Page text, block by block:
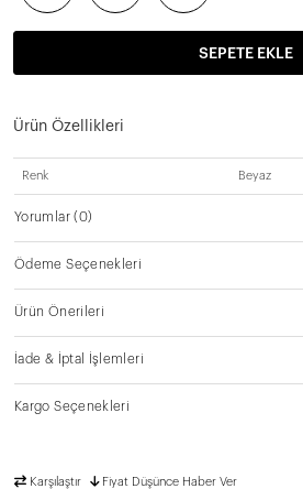
SEPETE EKLE
Ürün Özellikleri
Renk Beyaz
Yorumlar(0)
Ödeme Seçenekleri
Ürün Önerileri
İade & İptal İşlemleri
Kargo Seçenekleri
Karşılaştır Fiyat Düşünce Haber Ver